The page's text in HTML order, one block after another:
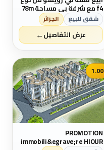
f4 مع شرفة بي مساحة 78m
في الطابق السادس لها
مدخلين لي العمارة كل شيء
متوفر قرب المكان وجميع
وسائل النقل ميترو الترام
الامر اتصل بي رقم
0551754533
شقق للبيع الجزائر
عرض التفاصيل←
1.00
PROMOTION
immobili&egrave;re HIOUR